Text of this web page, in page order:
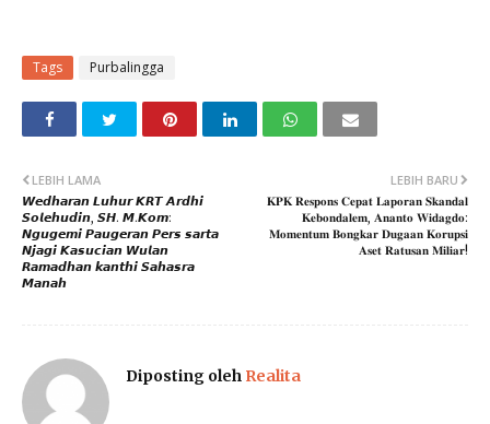
Tags Purbalingga
LEBIH BARU
​𝐊𝐏𝐊 𝐑𝐞𝐬𝐩𝐨𝐧𝐬 𝐂𝐞𝐩𝐚𝐭 𝐋𝐚𝐩𝐨𝐫𝐚𝐧 𝐒𝐤𝐚𝐧𝐝𝐚𝐥
𝐊𝐞𝐛𝐨𝐧𝐝𝐚𝐥𝐞𝐦, 𝐀𝐧𝐚𝐧𝐭𝐨 𝐖𝐢𝐝𝐚𝐠𝐝𝐨:
𝐌𝐨𝐦𝐞𝐧𝐭𝐮𝐦 𝐁𝐨𝐧𝐠𝐤𝐚𝐫 𝐃𝐮𝐠𝐚𝐚𝐧 𝐊𝐨𝐫𝐮𝐩𝐬𝐢
𝐀𝐬𝐞𝐭 𝐑𝐚𝐭𝐮𝐬𝐚𝐧 𝐌𝐢𝐥𝐢𝐚𝐫!
LEBIH LAMA
​𝙒𝙚𝙙𝙝𝙖𝙧𝙖𝙣 𝙇𝙪𝙝𝙪𝙧 𝙆𝙍𝙏 𝘼𝙧𝙙𝙝𝙞
𝙎𝙤𝙡𝙚𝙝𝙪𝙙𝙞𝙣, 𝙎𝙃. 𝙈.𝙆𝙤𝙢:
𝙉𝙜𝙪𝙜𝙚𝙢𝙞 𝙋𝙖𝙪𝙜𝙚𝙧𝙖𝙣 𝙋𝙚𝙧𝙨 𝙨𝙖𝙧𝙩𝙖
𝙉𝙟𝙖𝙜𝙞 𝙆𝙖𝙨𝙪𝙘𝙞𝙖𝙣 𝙒𝙪𝙡𝙖𝙣
𝙍𝙖𝙢𝙖𝙙𝙝𝙖𝙣 𝙠𝙖𝙣𝙩𝙝𝙞 𝙎𝙖𝙝𝙖𝙨𝙧𝙖
𝙈𝙖𝙣𝙖𝙝
Diposting oleh Realita